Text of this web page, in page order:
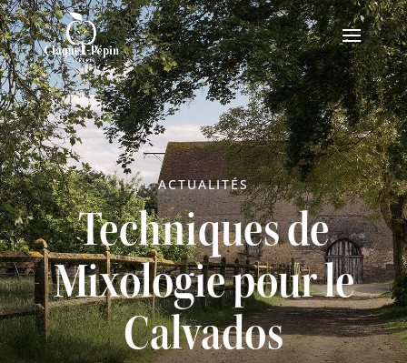
ACTUALITÉS
Techniques de
Mixologie pour le
Calvados